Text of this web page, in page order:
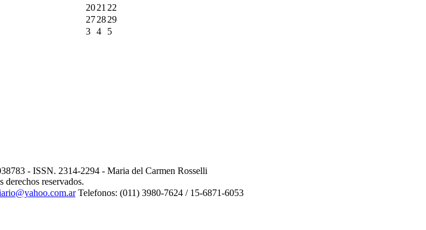
2021 22
272829
3 4 5
- ISSN. 2314-2294 - Maria del Carmen Rosselli
derechos reservados.
Telefonos: (011) 3980-7624 / 15-6871-6053